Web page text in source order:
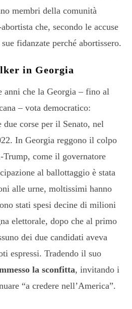
membri della comunità
che, secondo le accuse
fidanzate perché abortissero.
in Georgia
anni che la Georgia – fino al
– vota democratico:
corse per il Senato, nel
In Georgia reggono il colpo
come il governatore
al ballottaggio è stata
alle urne, moltissimi hanno
stati spesi decine di milioni
elettorale, dopo che al primo
dei due candidati aveva
espressi. Tradendo il suo
la sconfitta, invitando i
“a credere nell’America”.